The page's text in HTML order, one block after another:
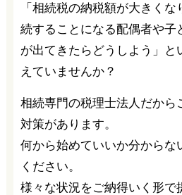
「相続税の納税額が大きく
続することになる配偶者や子
が出てきたらどうしよう」と
えていませんか？
相続専門の税理士法人だから
対策があります。
何から始めていいか分からな
ください。
様々な状況をご納得いく形で